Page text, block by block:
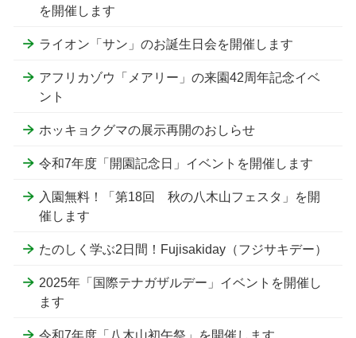
を開催します
ライオン「サン」のお誕生日会を開催します
アフリカゾウ「メアリー」の来園42周年記念イベ
ント
ホッキョクグマの展示再開のおしらせ
令和7年度「開園記念日」イベントを開催します
入園無料！「第18回 秋の八木山フェスタ」を開
催します
たのしく学ぶ2日間！Fujisakiday（フジサキデー）
2025年「国際テナガザルデー」イベントを開催し
ます